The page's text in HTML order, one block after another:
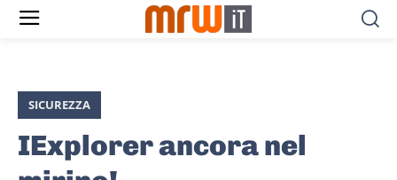
SICUREZZA
IExplorer ancora nel